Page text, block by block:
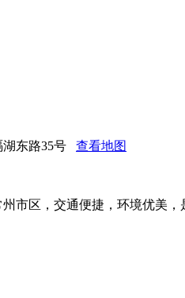
湖东路35号 查看地图
市区，交通便捷，环境优美